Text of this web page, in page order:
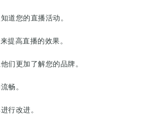
道您的直播活动。
提高直播的效果。
们更加了解您的品牌。
畅。
行改进。